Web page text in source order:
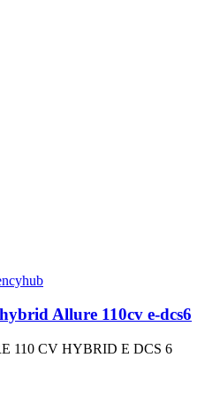
Allure 110cv e-dcs6
110 CV HYBRID E DCS 6